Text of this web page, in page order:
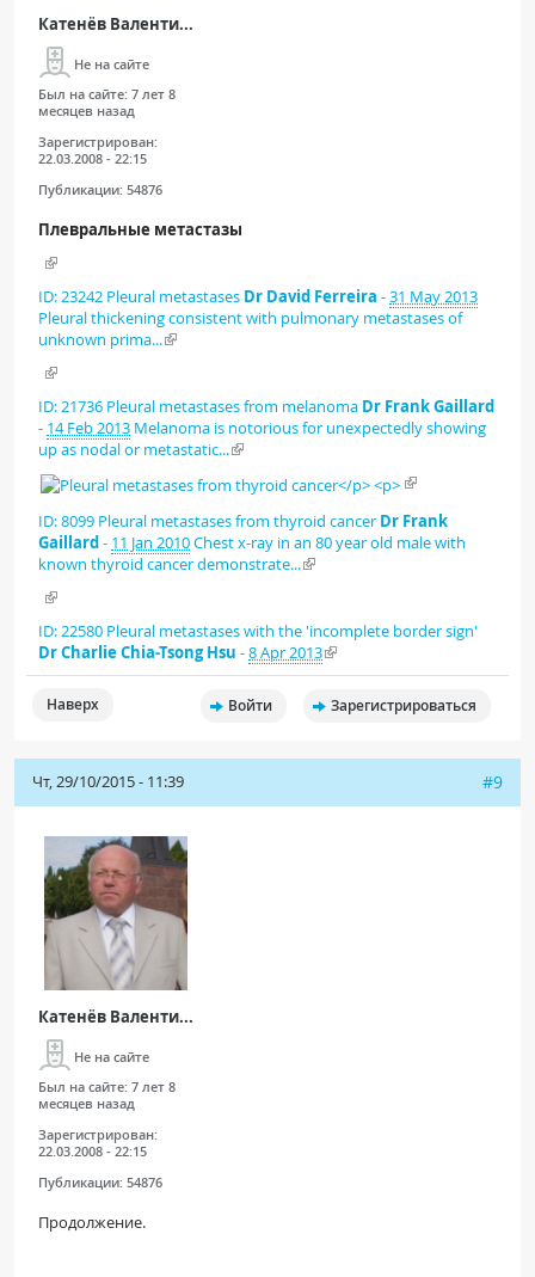
Катенёв Валенти...
Не на сайте
Был на сайте: 7 лет 8
месяцев назад
Зарегистрирован:
22.03.2008 - 22:15
Публикации: 54876
Плевральные метастазы
ID: 23242 Pleural metastases Dr David Ferreira -31 May 2013
Pleural thickening consistent with pulmonary metastases of
unknown prima...
ID: 21736 Pleural metastases from melanoma Dr Frank Gaillard
- 14 Feb 2013 Melanoma is notorious for unexpectedly showing
up as nodal or metastatic...
ID: 8099 Pleural metastases from thyroid cancer Dr Frank
Gaillard- 11 Jan 2010Chest x-ray in an 80 year old male with
known thyroid cancer demonstrate...
ID: 22580 Pleural metastases with the 'incomplete border sign'
Dr Charlie Chia-Tsong Hsu -8 Apr 2013
Наверх Войти Зарегистрироваться
Чт, 29/10/2015 - 11:39 #9
Катенёв Валенти...
Не на сайте
Был на сайте: 7 лет 8
месяцев назад
Зарегистрирован:
22.03.2008 - 22:15
Публикации: 54876
Продолжение.